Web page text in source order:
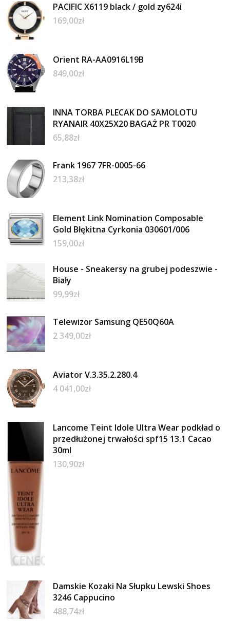
PACIFIC X6119 black / gold zy624i
169,00zł
Orient RA-AA0916L19B
849,00zł
INNA TORBA PLECAK DO SAMOLOTU
RYANAIR 40X25X20 BAGAŻ PR T0020
65,88zł
Frank 1967 7FR-0005-66
213,38zł
Element Link Nomination Composable
Gold Błękitna Cyrkonia 030601/006
159,00zł
House - Sneakersy na grubej podeszwie -
Biały
99,99zł
Telewizor Samsung QE50Q60A
2 349,00zł
Aviator V.3.35.2.280.4
4 041,00zł
Lancome Teint Idole Ultra Wear podkład o
przedłużonej trwałości spf15 13.1 Cacao
30ml
130,90zł
Damskie Kozaki Na Słupku Lewski Shoes
3246 Cappucino
488,74zł